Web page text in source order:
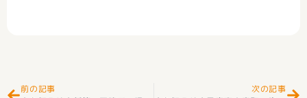
前の記事
次の記事